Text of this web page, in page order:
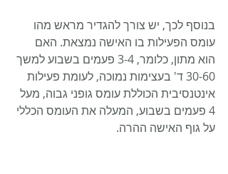
בנוסף לכך, יש צורך להגדיר מראש מהו
עומס הפעילות בו האישה נמצאת. האם
הוא מתון, כלומר, 3-4 פעמים בשבוע למשך
30-60 ד' בעצימות נמוכה, לעומת פעילות
אינטנסיבית הכוללת עומס גופני גבוה, מעל
4 פעמים בשבוע, המעלה את העומס הכללי
על גוף האישה ההרה.